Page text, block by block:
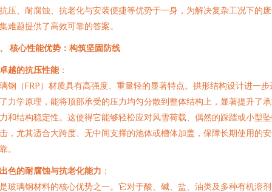
压、耐腐蚀、抗老化与安装便捷等优势于一身，为解决复杂工况下的
难题提供了高效可靠的答案。
核心性能优势：构筑坚固防线
卓越的抗压性能：
钢（FRP）材质具有高强度、重量轻的显著特点。拱形结构设计进一步
力学原理，能将顶部承受的压力均匀分散到整体结构上，显著提升了
和结构稳定性。这使得它能够轻松应对风雪荷载、偶然的踩踏或小型
，尤其适合大跨度、无中间支撑的池体或槽体加盖，保障长期使用的
。
出色的耐腐蚀与抗老化能力 ：
玻璃钢材料的核心优势之一。它对于酸、碱、盐、油类及多种有机溶